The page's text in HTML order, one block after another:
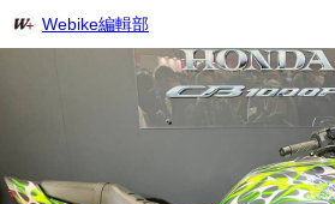
Webike編輯部